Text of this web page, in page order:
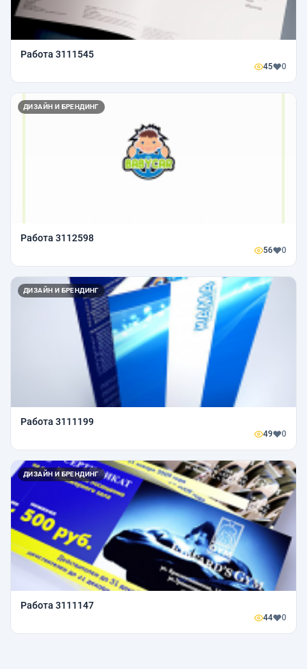
Работа 3111545
45 0
ДИЗАЙН И БРЕНДИНГ
Работа 3112598
56 0
ДИЗАЙН И БРЕНДИНГ
Работа 3111199
49 0
ДИЗАЙН И БРЕНДИНГ
Работа 3111147
44 0